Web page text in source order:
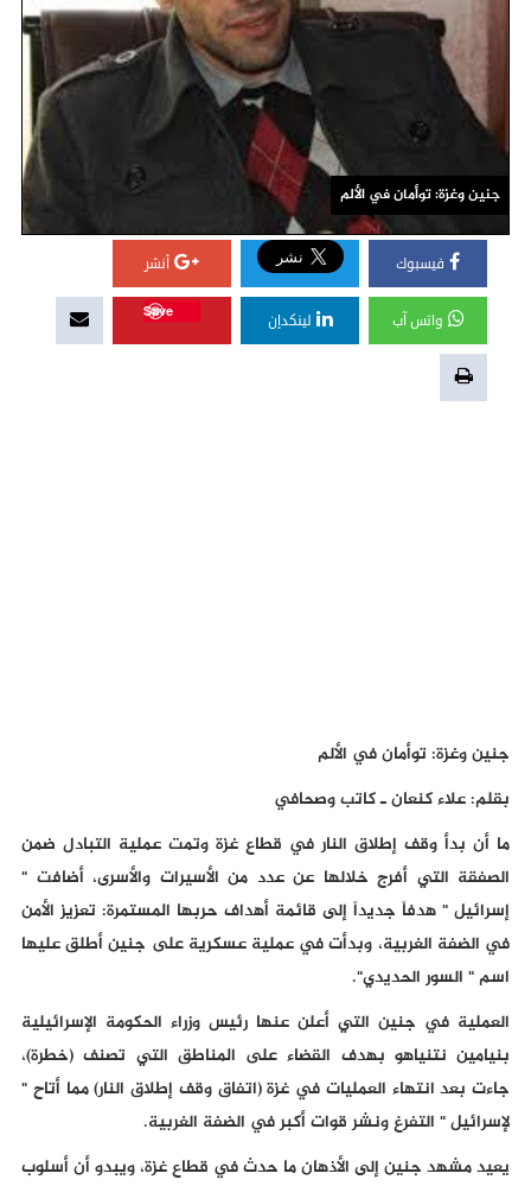
جنين وغزة: توأمان في الألم
فيسبوك أنشر
واتس آب لينكدإن
Save
جنين وغزة: توأمان في الألم
بقلم: علاء كنعان ـ كاتب وصحافي
ما أن بدأ وقف إطلاق النار في قطاع غزة وتمت عملية التبادل ضمن
الصفقة التي أفرج خلالها عن عدد من الأسيرات والأسرى، أضافت "
إسرائيل " هدفاً جديداً إلى قائمة أهداف حربها المستمرة: تعزيز الأمن
في الضفة الغربية، وبدأت في عملية عسكرية على جنين أطلق عليها
اسم " السور الحديدي".
العملية في جنين التي أعلن عنها رئيس وزراء الحكومة الإسرائيلية
بنيامين نتنياهو بهدف القضاء على المناطق التي تصنف (خطرة)،
جاءت بعد انتهاء العمليات في غزة (اتفاق وقف إطلاق النار) مما أتاح "
لإسرائيل " التفرغ ونشر قوات أكبر في الضفة الغربية.
يعيد مشهد جنين إلى الأذهان ما حدث في قطاع غزة، ويبدو أن أسلوب